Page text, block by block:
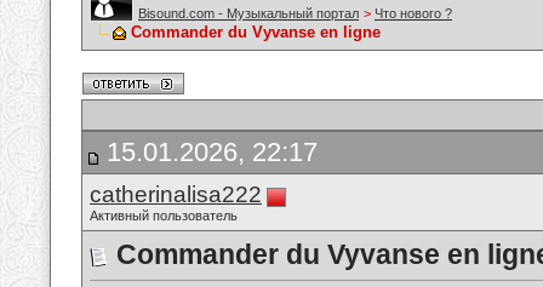
Bisound.com - Музыкальный портал > Что нового ?
Commander du Vyvanse en ligne
15.01.2026, 22:17
catherinalisa222
Активный пользователь
Commander du Vyvanse en